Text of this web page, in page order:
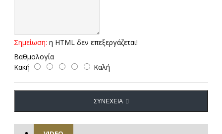
Σημείωση: η HTML δεν επεξεργάζεται!
Βαθμολογία
Κακή
Καλή
ΣΥΝΈΧΕΙΑ